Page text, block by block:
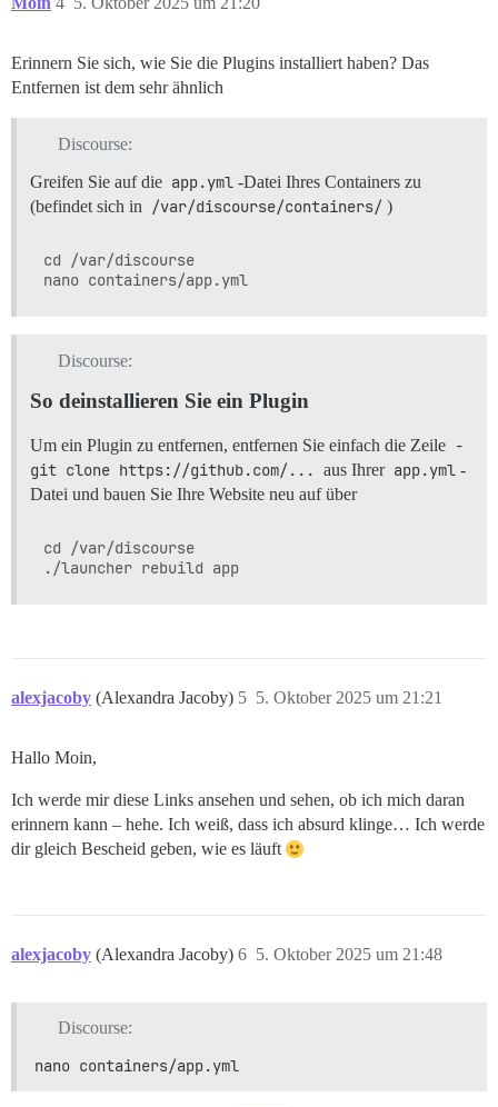
Erinnern Sie sich, wie Sie die Plugins installiert haben? Das
Entfernen ist dem sehr ähnlich
Discourse:
Greifen Sie auf die app.yml -Datei Ihres Containers zu
(befindet sich in
/var/discourse/containers/ )
cd /var/discourse
Discourse:
So deinstallieren Sie ein Plugin
Um ein Plugin zu entfernen, entfernen Sie einfach die Zeile -
git clone https://github.com/... aus Ihrer app.yml -
Datei und bauen Sie Ihre Website neu auf über
cd /var/discourse
alexjacoby (Alexandra Jacoby) 5. Oktober 2025 um 21:21
5
Hallo Moin,
Ich werde mir diese Links ansehen und sehen, ob ich mich daran
erinnern kann – hehe. Ich weiß, dass ich absurd klinge… Ich werde
dir gleich Bescheid geben, wie es läuft
alexjacoby (Alexandra Jacoby) 5. Oktober 2025 um 21:48
6
Discourse:
nano containers/app.yml